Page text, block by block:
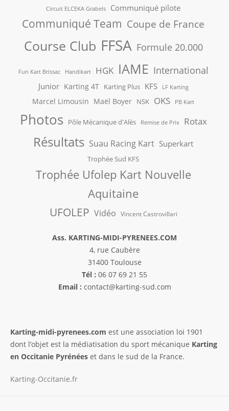
Circuit ELCEKA Grabels Communiqué pilote
Communiqué Team Coupe de France
Course Club FFSA Formule 20.000
Fun Kart Brissac Handikart HGK IAME International
Junior Karting 4T Karting Plus KFS LF Karting
Marcel Limousin Maël Boyer NSK OKS PB Kart
Photos Pôle Mécanique d'Alès Remise de Prix Rotax
Résultats Suau Racing Kart Superkart
Trophée Sud KFS
Trophée Ufolep Kart Nouvelle
Aquitaine
UFOLEP Vidéo Vincent Castrovillari
Ass. KARTING-MIDI-PYRENEES.COM
4, rue Caubère
31400 Toulouse
Tél : 06 07 69 21 55
Email : contact@karting-sud.com
Karting-midi-pyrenees.com est une association loi 1901
dont l’objet est la médiatisation du sport mécanique Karting
en Occitanie Pyrénées et dans le sud de la France.
Karting-Occitanie.fr